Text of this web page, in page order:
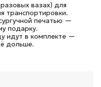
вазах) для
транспортировки.
печатью —
подарку.
идут в комплекте —
дольше.